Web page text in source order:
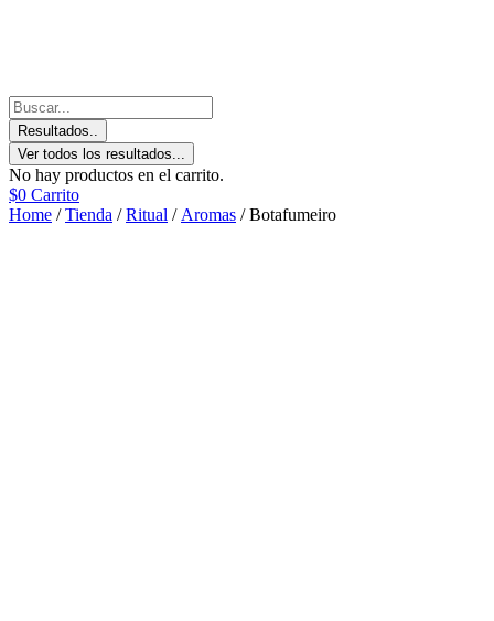
Resultados..
Ver todos los resultados...
No hay productos en el carrito.
$0 Carrito
Home /Tienda /Ritual / Aromas / Botafumeiro